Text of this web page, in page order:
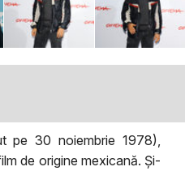
pe 30 noiembrie 1978),
de origine mexicană. Și-